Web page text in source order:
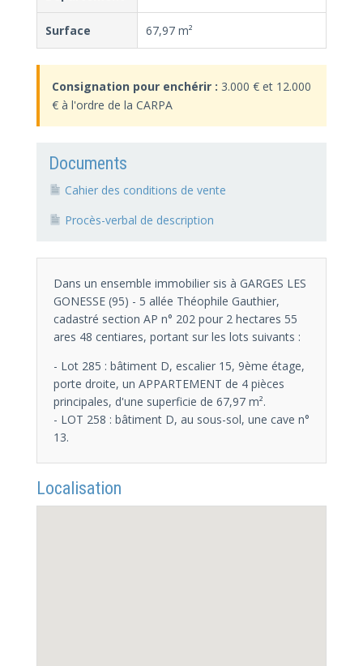
Surface 67,97 m²
Consignation pour enchérir : 3.000 € et 12.000
€ à l'ordre de la CARPA
Documents
Cahier des conditions de vente
Procès-verbal de description
Dans un ensemble immobilier sis à GARGES LES
GONESSE (95) - 5 allée Théophile Gauthier,
cadastré section AP n° 202 pour 2 hectares 55
ares 48 centiares, portant sur les lots suivants :
- Lot 285 : bâtiment D, escalier 15, 9ème étage,
porte droite, un APPARTEMENT de 4 pièces
principales, d'une superficie de 67,97 m².
- LOT 258 : bâtiment D, au sous-sol, une cave n°
13.
Localisation